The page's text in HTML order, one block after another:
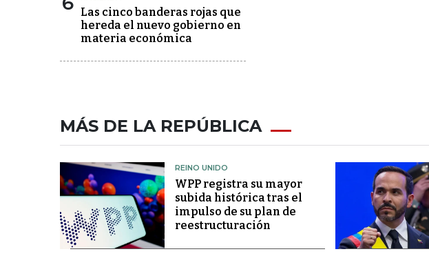
Las cinco banderas rojas que
hereda el nuevo gobierno en
materia económica
MÁS DE LA REPÚBLICA
REINO UNIDO
WPP registra su mayor
subida histórica tras el
impulso de su plan de
reestructuración